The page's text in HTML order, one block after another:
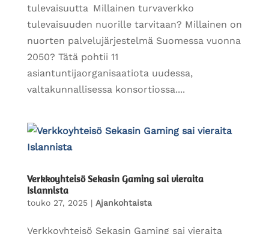
tulevaisuutta Millainen turvaverkko
tulevaisuuden nuorille tarvitaan? Millainen on
nuorten palvelujärjestelmä Suomessa vuonna
2050? Tätä pohtii 11
asiantuntijaorganisaatiota uudessa,
valtakunnallisessa konsortiossa....
Verkkoyhteisö Sekasin Gaming sai vieraita
Islannista
touko 27, 2025| Ajankohtaista
Verkkoyhteisö Sekasin Gaming sai vieraita